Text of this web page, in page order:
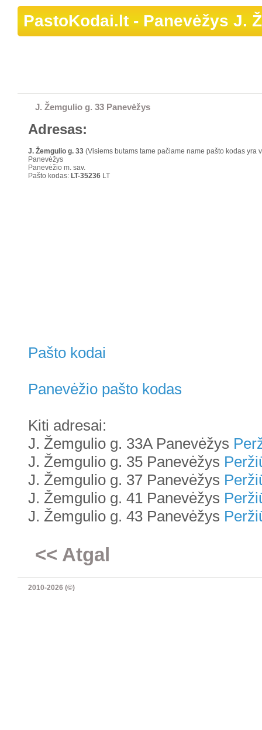
PastoKodai.lt - Panevėžys J.
J. Žemgulio g. 33 Panevėžys
Adresas:
J. Žemgulio g. 33 (Visiems butams tame pačiame name pašto kodas yra
Panevėžys
Panevėžio m. sav.
Pašto kodas: LT-35236 LT
Pašto kodai
Panevėžio pašto kodas
Kiti adresai:
J. Žemgulio g. 33A Panevėžys
J. Žemgulio g. 35 Panevėžys
J. Žemgulio g. 37 Panevėžys
J. Žemgulio g. 41 Panevėžys
J. Žemgulio g. 43 Panevėžys
<< Atgal
2010-2026 (©)